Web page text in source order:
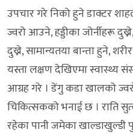
उपचार गरे निको हुने डाक्टर
ज्वरो आउने, हड्डीका जोर्नीहरू
दुख्ने, सामान्यतया बान्ता हुने,
यस्ता लक्षण देखिएमा स्वास्थ्य
आग्रह गरे । डेंगु कडा खालको
चिकित्सकको भनाई छ । राति
रहेका पानी जमेका खाल्डाखुल्डी